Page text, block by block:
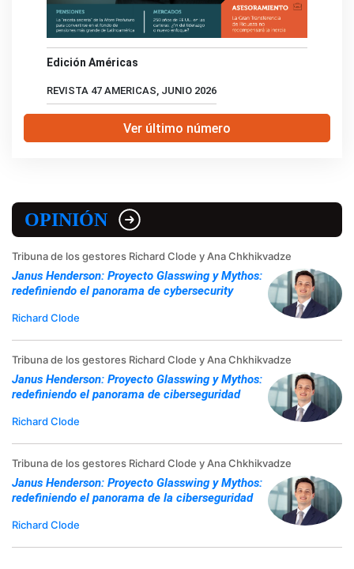
Edición Américas
REVISTA 47 AMERICAS, JUNIO 2026
Ver último número
OPINIÓN
Tribuna de los gestores Richard Clode y Ana Chkhikvadze
Janus Henderson: Proyecto Glasswing y Mythos:
redefiniendo el panorama de cybersecurity
Richard Clode
Tribuna de los gestores Richard Clode y Ana Chkhikvadze
Janus Henderson: Proyecto Glasswing y Mythos:
redefiniendo el panorama de ciberseguridad
Richard Clode
Tribuna de los gestores Richard Clode y Ana Chkhikvadze
Janus Henderson: Proyecto Glasswing y Mythos:
redefiniendo el panorama de la ciberseguridad
Richard Clode